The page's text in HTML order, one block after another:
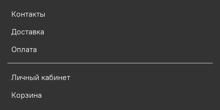
Контакты
Доставка
Оплата
Личный кабинет
Корзина